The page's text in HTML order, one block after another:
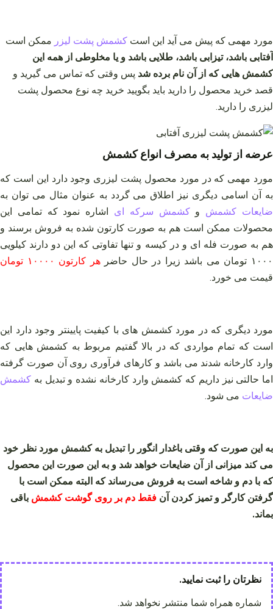
مورد مهمی که پیش می آید این است کشمش پشت لیزر ممکن است
آفتابی باشد، تیزابی باشد، طلایی باشد و یا مخلوطی از همه این
کشمش هایی که از آن نام برده شد پس وقتی که تماس می گیرید و
قصد خرید محصول را دارید باید بگویید خرید چه نوع محصول پشت
لیزری را دارید.
عرضه از تولید به مصرف انواع کشمش
مورد مهمی که در مورد محصول پشت لیزری وجود دارد این است که
به آن اسامی دیگری نیز اطلاق می گردد به عنوان مثال می توان به
ضایعات کشمش وکشمش سرکه ای اشاره نمود که تمامی این
محصولات ممکن است هم به صورت کارتون شده به فروش برسند و
هم به صورت فله ای و در کیسه و تنها تفاوتی که این دو دارند کیلویی
۱۰۰۰ تومان می باشد زیرا در حال حاضر
هر کارتون ۱۰۰۰۰ تومان
قیمت می خورد.
مورد دیگری که در مورد کشمش های با کیفیت پایینتر وجود دارد این
است که تمام مواردی که در بالا گفتیم مربوط به کشمش هایی که
وارد کارخانه شدند می باشد و کارهای فرآوری روی آن صورت گرفته
اما حالتی نیز داریم که کشمش وارد کارخانه نشده و تبدیل به کشمش
ضایعات می شود.
به این صورت که وقتی باغدار انگور را تبدیل به کشمش مورد نظر خود
می کند میزانی از آن ضایعات خواهد شد و به این صورت این محصول
که با دم و شاخه است به فروش می‌رساند که البته ممکن است با
گرفتن کارگر و تمیز کردن آن فقط دم بر روی گوشت کشمش باقی
بماند.
نظرتان را ثبت نمایید.
شماره همراه شما منتشر نخواهد شد.